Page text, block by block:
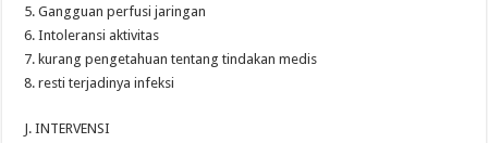
5. Gangguan perfusi jaringan
6. Intoleransi aktivitas
7. kurang pengetahuan tentang tindakan medis
8. resti terjadinya infeksi
J. INTERVENSI